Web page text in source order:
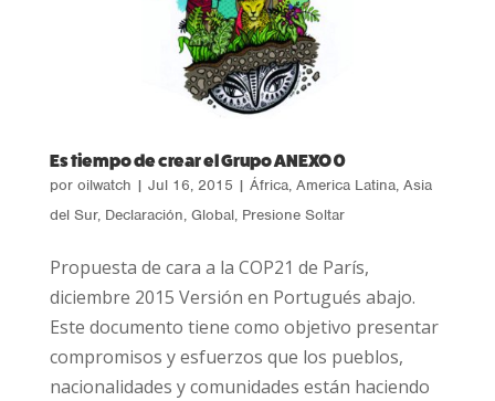
Es tiempo de crear el Grupo ANEXO 0
por oilwatch | Jul 16, 2015 | África, America Latina, Asia
del Sur, Declaración, Global, Presione Soltar
Propuesta de cara a la COP21 de París,
diciembre 2015 Versión en Portugués abajo.
Este documento tiene como objetivo presentar
compromisos y esfuerzos que los pueblos,
nacionalidades y comunidades están haciendo